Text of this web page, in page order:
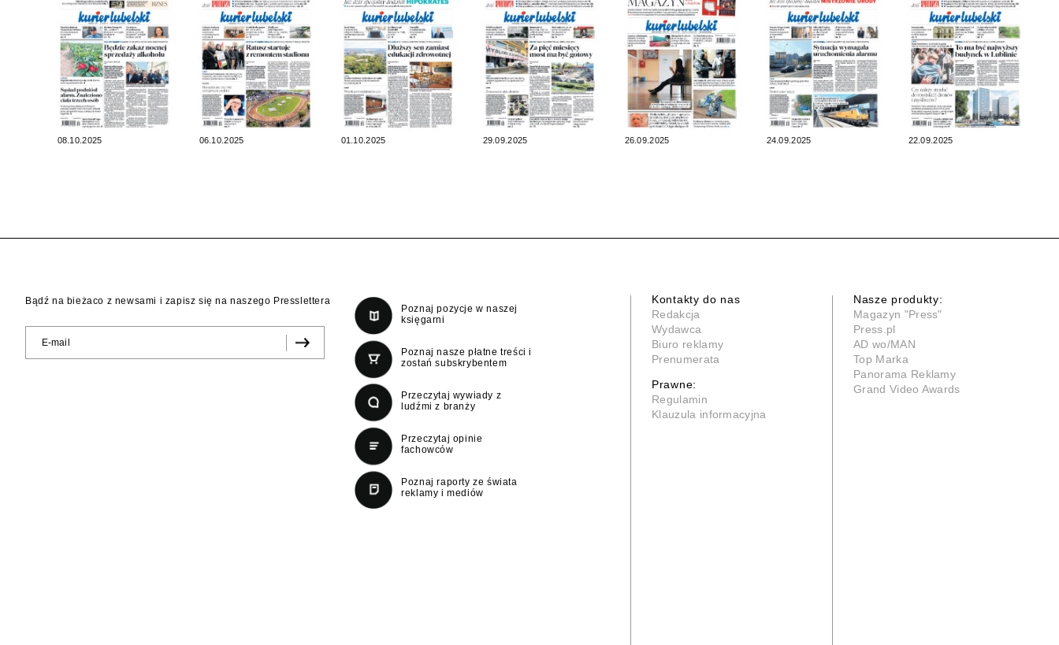
08.10.2025 06.10.2025 01.10.2025 29.09.2025 26.09.2025 24.09.2025 22.09.2025
Bądź na bieżaco z newsami i zapisz się na naszego Presslettera
Poznaj pozycje w naszej
księgarni
Poznaj nasze płatne treści i
zostań subskrybentem
Przeczytaj wywiady z
ludźmi z branży
Przeczytaj opinie
fachowców
Poznaj raporty ze świata
reklamy i mediów
Kontakty do nas
Redakcja
Wydawca
Biuro reklamy
Prenumerata
Prawne:
Regulamin
Klauzula informacyjna
Nasze produkty:
Magazyn "Press"
Press.pl
AD wo/MAN
Top Marka
Panorama Reklamy
Grand Video Awards